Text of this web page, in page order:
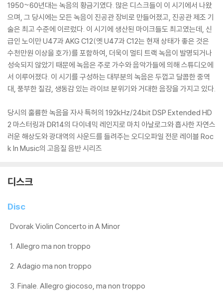
1950~60년대는 녹음의 황금기였다. 많은 디스크들이 이 시기에서 나왔
으며, 그 당시에는 모든 녹음이 진공관 장비로 만들어졌고, 진공관 제조 기
술은 최고 수준에 이르렀다. 이 시기에 생산된 마이크들도 최고였는데, 신
급인 노이만 U47과 AKG C12(옛 U47과 C12는 현재 상태가 좋은 것은
수천만원 이상을 호가)를 포함하여, 더욱이 멀티 트랙 녹음이 발명되거나
성숙되지 않았기 때문에 녹음은 주로 가수와 음악가들에 의해 스튜디오에
서 이루어졌다. 이 시기를 구성하는 대부분의 녹음은 두껍고 달콤한 중역
대, 풍부한 질감, 생동감 있는 라이브 분위기와 거대한 음장을 가지고 있다.
당시의 훌륭한 녹음을 자사 특허의 192kHz/24bit DSP Extended HD
2 마스터링과 DR14의 다이네믹 레인지로 마치 아날로그와 흡사한 자연스
러운 해상도와 광대역의 사운드를 들려주는 오디오파일 전문 레이블 Roc
k In Music의 고음질 음반 시리즈
디스크
Disc
Dvorak Violin Concerto in A Minor
1. Allegro ma non troppo
2. Adagio ma non troppo
3. Finale. Allegro giocoso, ma non troppo